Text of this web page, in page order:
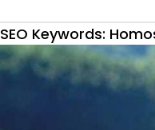
SEO Keywords: